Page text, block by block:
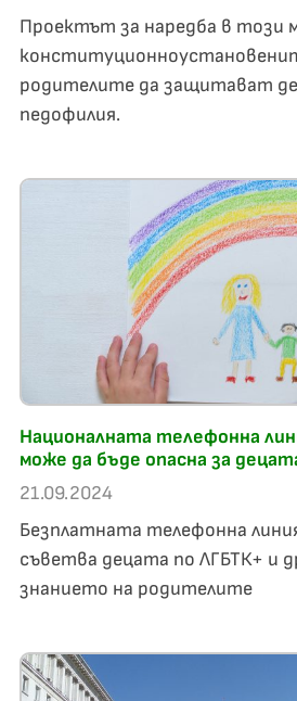
Проектът за наредба в този
родителите да защитават
педофилия.
Националната телефонна
може да бъде опасна за
21.09.2024
Безплатната телефонна линия
съветва децата по ЛГБТК+ и
знанието на родителите